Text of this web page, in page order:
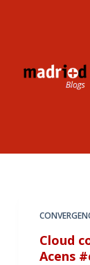
Cloud
Acens